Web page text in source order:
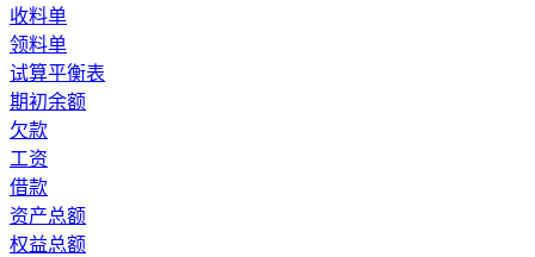
收料单
领料单
试算平衡表
期初余额
欠款
工资
借款
资产总额
权益总额